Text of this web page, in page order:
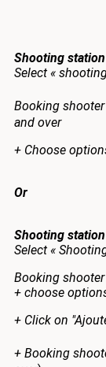
Shooting
Select «
Booking
and over
+ Choose
Or
Shooting
Select «
Booking
+ choose
+ Click on
+ Booking